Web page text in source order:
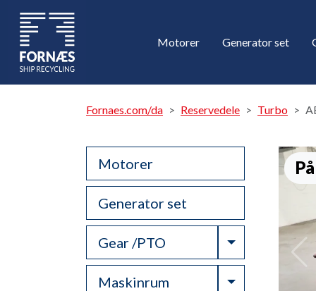
Motorer Generator set
Fornaes.com/da Reservedele Turbo
Motorer
Generator set
Gear /PTO Toggle
Maskinrum Toggle